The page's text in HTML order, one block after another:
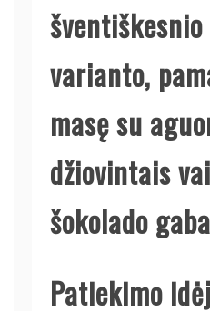
varianto,
masę su
džiovintais
šokolado
Patiekimo